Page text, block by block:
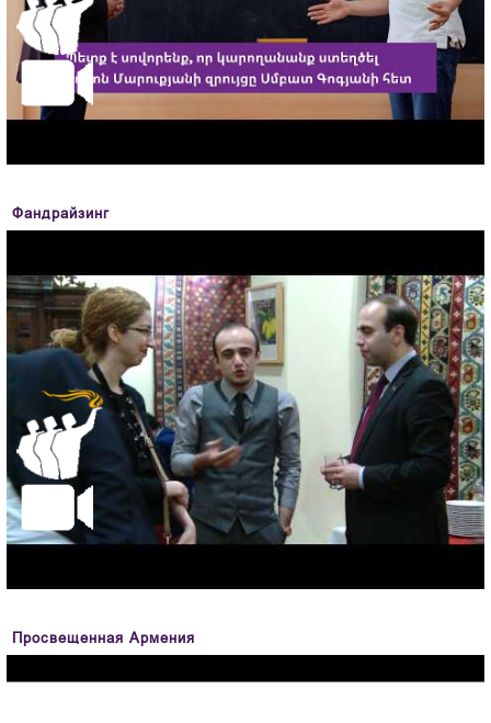
Фандрайзинг
Просвещенная Армения